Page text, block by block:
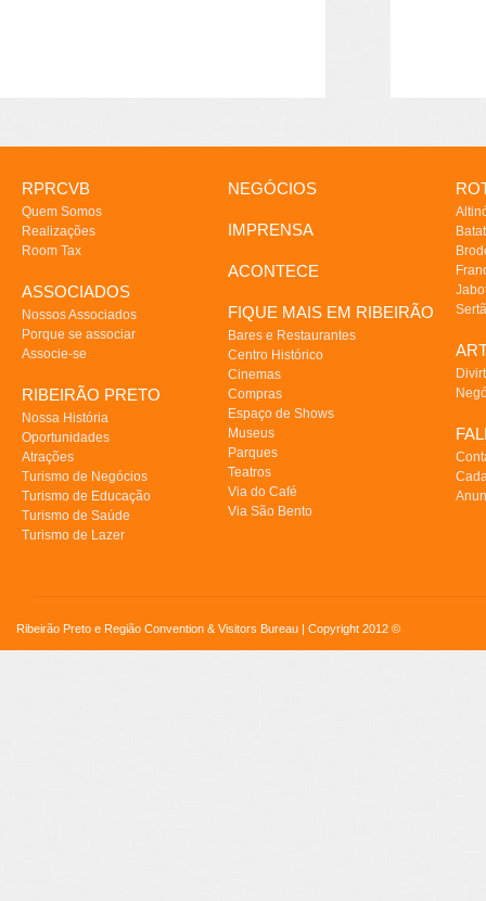
RPRCVB
Quem Somos
Realizações
Room Tax
ASSOCIADOS
Nossos Associados
Porque se associar
Associe-se
RIBEIRÃO PRETO
Nossa História
Oportunidades
Atrações
Turismo de Negócios
Turismo de Educação
Turismo de Saúde
Turismo de Lazer
NEGÓCIOS
IMPRENSA
ACONTECE
FIQUE MAIS EM RIBEIRÃO
Bares e Restaurantes
Centro Histórico
Cinemas
Compras
Espaço de Shows
Museus
Parques
Teatros
Via do Café
Via São Bento
Ribeirão Preto e Região Convention & Visitors Bureau | Copyright 2012 ©